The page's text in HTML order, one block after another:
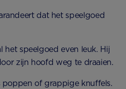
dat het speelgoed
het speelgoed even leuk. Hij
zijn hoofd weg te draaien.
poppen of grappige knuffels.